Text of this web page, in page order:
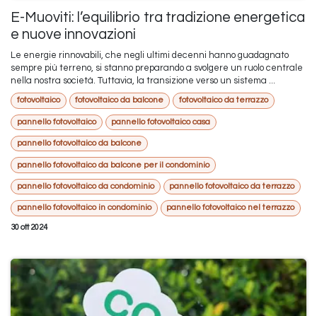
E-Muoviti: l’equilibrio tra tradizione energetica
e nuove innovazioni
Le energie rinnovabili, che negli ultimi decenni hanno guadagnato
sempre più terreno, si stanno preparando a svolgere un ruolo centrale
nella nostra società. Tuttavia, la transizione verso un sistema ...
fotovoltaico fotovoltaico da balcone fotovoltaico da terrazzo
pannello fotovoltaico pannello fotovoltaico casa
pannello fotovoltaico da balcone
pannello fotovoltaico da balcone per il condominio
pannello fotovoltaico da condominio pannello fotovoltaico da terrazzo
pannello fotovoltaico in condominio pannello fotovoltaico nel terrazzo
30 ott 2024